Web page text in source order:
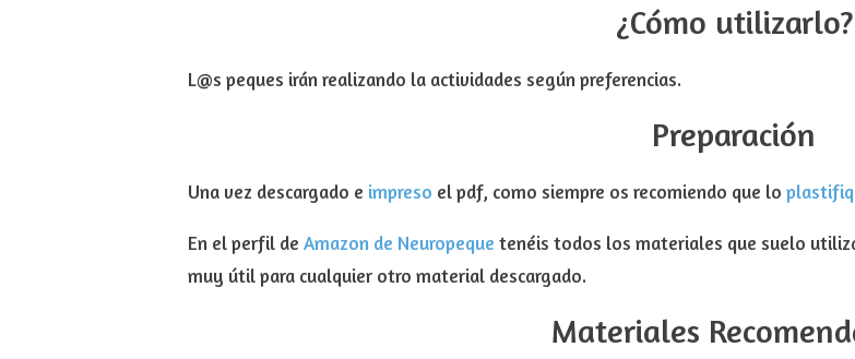
¿Cómo utilizarlo?
L@s peques irán realizando la actividades según preferencias.
Preparación
Una vez descargado e impreso el pdf, como siempre os recomiendo que lo
En el perfil de Amazon de Neuropeque tenéis todos los materiales que suelo
muy útil para cualquier otro material descargado.
Materiales